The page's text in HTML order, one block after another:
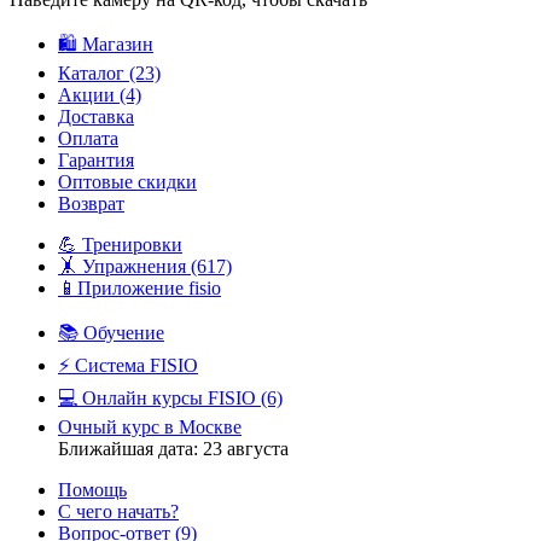
🛍️ Магазин
Каталог (23)
Акции (4)
Доставка
Оплата
Гарантия
Оптовые скидки
Возврат
💪 Тренировки
🤸 Упражнения (617)
📱Приложение fisio
📚 Обучение
⚡️ Система FISIO
💻 Онлайн курсы FISIO (6)
Очный курс в Москве
Ближайшая дата: 23 августа
Помощь
С чего начать?
Вопрос-ответ (9)